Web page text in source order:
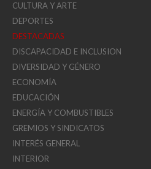
CULTURA Y ARTE
DEPORTES
DESTACADAS
DISCAPACIDAD E INCLUSION
DIVERSIDAD Y GÉNERO
ECONOMÍA
EDUCACIÓN
ENERGÍA Y COMBUSTIBLES
GREMIOS Y SINDICATOS
INTERÉS GENERAL
INTERIOR